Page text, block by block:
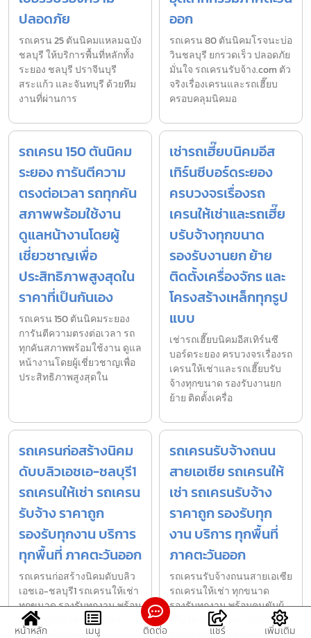
ปลอดภัย
รถเครน 25 ตันนิคมแหลมฉบัง
ชลบุรี ให้บริการพื้นที่หลักทั้ง
ระยอง ชลบุรี ปราจีนบุรี
สระแก้ว และจันทบุรี ด้วยทีม
งานที่ผ่านการ
ออก
รถเครน 80 ตันนิคมโรจนะบ่อ
วินชลบุรี ยกรวดเร็ว ปลอดภัย
มั่นใจ รถเครนรับจ้าง.com ตัว
จริงเรื่องเครนและรถเฮี๊ยบ
ครอบคลุมนิคมอ
รถเครน 150 ตันนิคม
ระยอง การันตีความ
ตรงต่อเวลา รถทุกคัน
สภาพพร้อมใช้งาน
ดูแลหน้างานโดยผู้
เชี่ยวชาญเพื่อ
ประสิทธิภาพสูงสุดใน
ราคาที่เป็นกันเอง
รถเครน 150 ตันนิคมระยอง
การันตีความตรงต่อเวลา รถ
ทุกคันสภาพพร้อมใช้งาน ดูแล
หน้างานโดยผู้เชี่ยวชาญเพื่อ
ประสิทธิภาพสูงสุดใน
เช่ารถเฮี๊ยบนิคมอีส
เทิร์นซีบอร์ดระยอง
ครบวงจรเรื่องรถ
เครนให้เช่าและรถเฮี๊ย
บรับจ้างทุกขนาด
รองรับงานยก ย้าย
ติดตั้งเครื่องจักร และ
โครงสร้างเหล็กทุกรูป
แบบ
เช่ารถเฮี๊ยบนิคมอีสเทิร์นซี
บอร์ดระยอง ครบวงจรเรื่องรถ
เครนให้เช่าและรถเฮี๊ยบรับ
จ้างทุกขนาด รองรับงานยก
ย้าย ติดตั้งเครื่อ
รถเครนก่อสร้างนิคม
ดับบลิวเอชเอ-ชลบุรี1
รถเครนให้เช่า รถเครน
รับจ้าง ราคาถูก
รองรับทุกงาน บริการ
ทุกพื้นที่ ภาคตะวันออก
รถเครนก่อสร้างนิคมดับบลิว
เอชเอ-ชลบุรี1 รถเครนให้เช่า
ทุกขนาด รองรับทุกงาน พร้อม
คนขับผู้เชี่ยวชาญ รถเครน
ก่อสร้างนิคมดับบล
รถเครนรับจ้างถนน
สายเอเซีย รถเครนให้
เช่า รถเครนรับจ้าง
ราคาถูก รองรับทุก
งาน บริการ ทุกพื้นที่
ภาคตะวันออก
รถเครนรับจ้างถนนสายเอเซีย
รถเครนให้เช่า ทุกขนาด
รองรับทุกงาน พร้อมคนขับผู้
เชี่ยวชาญ รถเครนรับจ้าง
ถนนสายเอเซีย รถเครนให้เ
หน้าหลัก เมนู ติดต่อ แชร์ เพิ่มเติม